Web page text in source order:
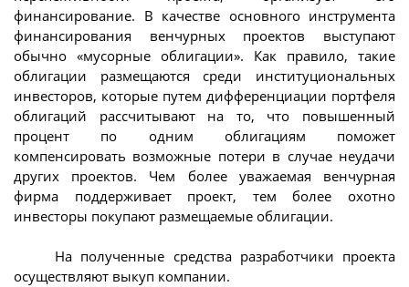
финансирование. В качестве основного инструмента
финансирования венчурных проектов выступают
обычно «мусорные облигации». Как правило, такие
облигации размещаются среди институциональных
инвесторов, которые путем дифференциации портфеля
облигаций рассчитывают на то, что повышенный
процент по одним облигациям поможет
компенсировать возможные потери в случае неудачи
других проектов. Чем более уважаемая венчурная
фирма поддерживает проект, тем более охотно
инвесторы покупают размещаемые облигации.
На полученные средства разработчики проекта
осуществляют выкуп компании.